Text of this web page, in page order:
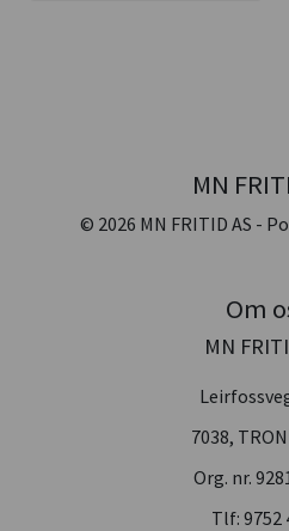
MN
© 2026 MN FRITID AS -
Om
MN
7038,
Org. nr.
Tlf: 9752